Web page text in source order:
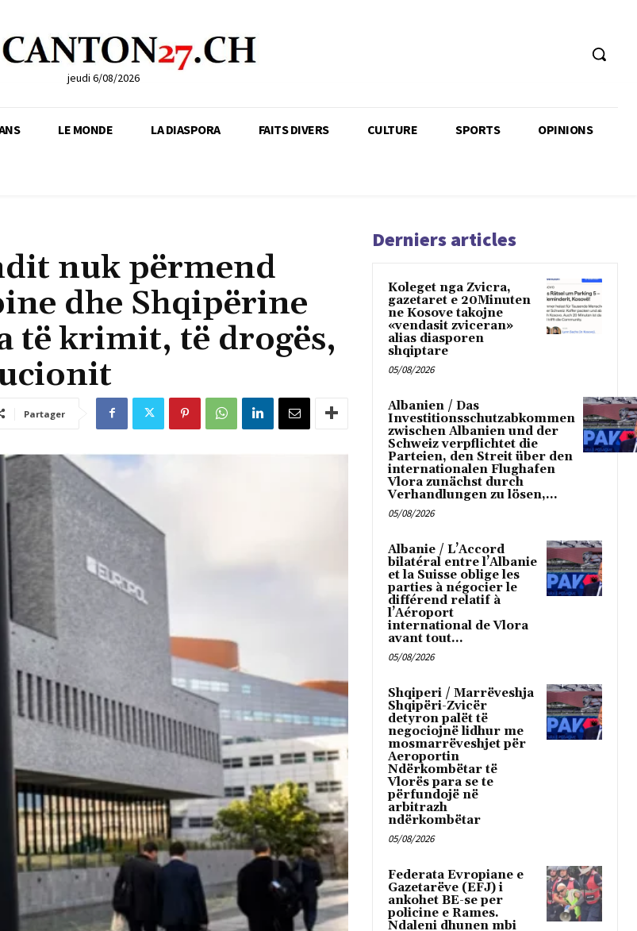
jeudi 6/08/2026
LE MONDE LA DIASPORA FAITS DIVERS CULTURE SPORTS OPINIONS
nuk përmend
dhe Shqipërine
të krimit, të drogës,
Partager
Derniers articles
Koleget nga Zvicra,
gazetaret e 20Minuten
ne Kosove takojne
«vendasit zviceran»
alias diasporen
shqiptare
05/08/2026
Albanien / Das
Investitionsschutzabkommen
zwischen Albanien und der
Schweiz verpflichtet die
Parteien, den Streit über den
internationalen Flughafen
Vlora zunächst durch
Verhandlungen zu lösen,...
05/08/2026
Albanie / L’Accord
bilatéral entre l’Albanie
et la Suisse oblige les
parties à négocier le
différend relatif à
l’Aéroport
international de Vlora
avant tout...
05/08/2026
Shqiperi / Marrëveshja
Shqipëri-Zvicër
detyron palët të
negociojnë lidhur me
mosmarrëveshjet për
Aeroportin
Ndërkombëtar të
Vlorës para se te
përfundojë në
arbitrazh
ndërkombëtar
05/08/2026
Federata Evropiane e
Gazetarëve (EFJ) i
ankohet BE-se per
policine e Rames.
Ndaleni dhunen mbi